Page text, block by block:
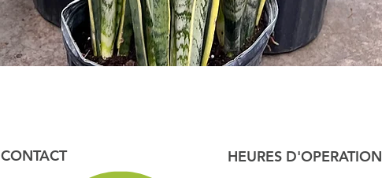
CONTACT HEURES D'OPERATION